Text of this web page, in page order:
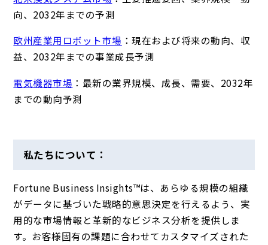
向、2032年までの予測
欧州産業用ロボット市場 ：現在および将来の動向、収
益、2032年までの事業成長予測
電気機器市場 ：最新の業界規模、成長、需要、2032年
までの動向予測
私たちについて：
Fortune Business Insights™は、あらゆる規模の組織
がデータに基づいた戦略的意思決定を行えるよう、実
用的な市場情報と革新的なビジネス分析を提供しま
す。お客様固有の課題に合わせてカスタマイズされた